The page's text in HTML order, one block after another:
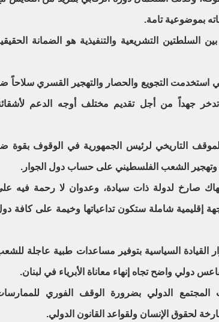
بموضوعية تامة.
بين السلطتين التشريعية والتنفيذية هو الضمانة
استخدمت التجويع والحصار والتهجير القسري سلاحاً
جهداً من أجل تقديم مختلف أوجه الدعم
التاريخي لرئيس الجمهورية في الوقوف بقوة
وتهجير الشعب الفلسطيني على حساب دول الجوار.
صارخ لدولة ذات سيادة، وعدوان لا رحمة فيه
إقليمية شاملة ستكون تداعياتها وخيمة على كافة
القيادة السياسية بتوفير مساعدات طبية عاجلة
دولي واضح تجاه إنهاء معاناة الأبرياء في لبنان.
الدولي بضرورة الوقف الفوري
لحقوق الإنسان ولقواعد القانون الدولي.